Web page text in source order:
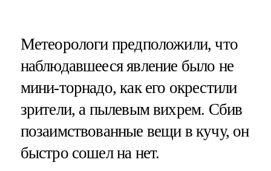
Метеорологи предположили, что
наблюдавшееся явление было не
мини-торнадо, как его окрестили
зрители, а пылевым вихрем. Сбив
позаимствованные вещи в кучу, он
быстро сошел на нет.